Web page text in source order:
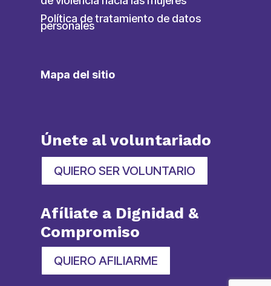
Política de tratamiento de datos
personales
Mapa del sitio
Únete al voluntariado
QUIERO SER VOLUNTARIO
Afíliate a Dignidad &
Compromiso
QUIERO AFILIARME